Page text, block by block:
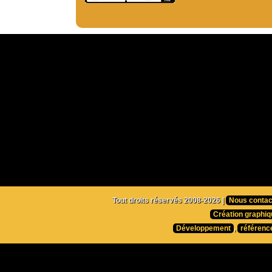
Tout droits réservés 2008-2026 |
Nous
Création
Développement ,